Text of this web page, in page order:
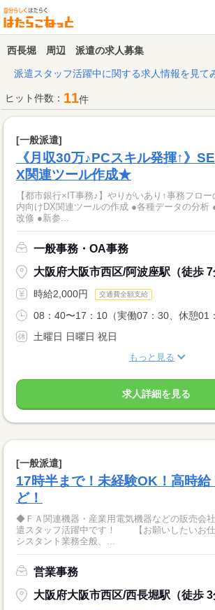
西長堀 周辺 派遣の求人募集
派遣スタッフ活躍中に関する求人情報を見て
ヒット件数： 11件
[一般派遣]
《月収30万♪PCスキル発揮↑》
X関連ツール作成★
【都市銀行×IT事務♪】やりがいあり↑事務フロー
内向けDX関連ツールの作成 ●各種データの分析
改修 ●新参...
一般事務・OA事務
大阪府大阪市西区/阿波座駅（徒歩 7
時給2,000円 交通費全額支給
08：40〜17：10（実働07：30、休憩01
土曜日 日曜日 祝日
もっと見る
求人詳細を見る
[一般派遣]
17時半まで！未経験OK！高時給
ど！
◆ＦＡ関連機器・産業用電気機器などの販売会
遣スタッフ活躍中です！ 【お願いしたいお仕
シスタント業務全般、...
営業事務
大阪府大阪市西区/西長堀駅（徒歩 3